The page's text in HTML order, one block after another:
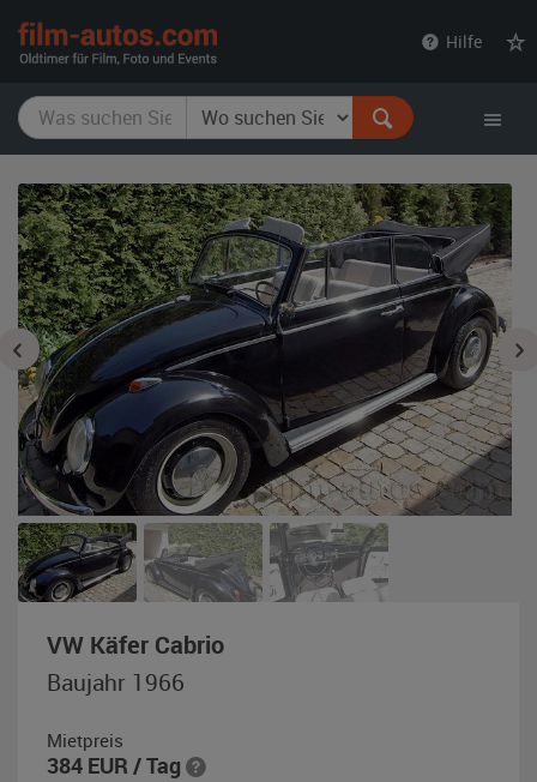
Hilfe
VW Käfer Cabrio,
Baujahr 1966
Mietpreis
384 EUR / Tag